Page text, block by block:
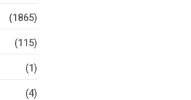
(1865)
(115)
(1)
(4)